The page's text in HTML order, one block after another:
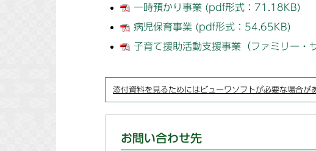
一時預かり事業 (pdf形式：71.18KB)
病児保育事業 (pdf形式：54.65KB)
子育て援助活動支援事業（ファミリー
添付資料を見るためにはビューワソフトが必要な場合が
お問い合わせ先